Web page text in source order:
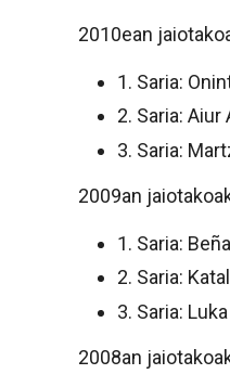
2010ean
1. Saria:
2. Saria: Aiur
3. Saria:
2009an
1. Saria:
2. Saria:
3. Saria:
2008an